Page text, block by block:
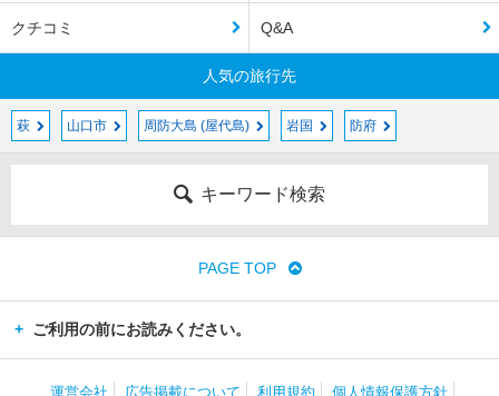
クチコミ Q&A
人気の旅行先
萩 山口市 周防大島 (屋代島) 岩国 防府
キーワード検索
PAGE TOP
ご利用の前にお読みください。
運営会社 広告掲載について 利用規約 個人情報保護方針